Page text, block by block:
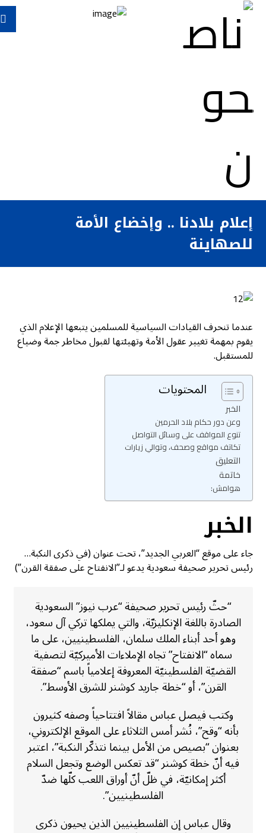
إعلام بلادنا .. وإخضاع الأمة
للصهاينة
عندما تنحرف القيادات السياسية للمسلمين يتبعها الإعلام الذي
يقوم بمهمة تغيير عقول الأمة وتهيئتها لقبول مخاطر جمة وضياع
للمستقبل.
المحتويات
الخبر
وعن دور حكام بلاد الحرمين
تنوع المواقف على وسائل التواصل
تكاتف مواقع وصحف، وتوالي زيارات
التعليق
خاتمة
هوامش:
الخبر
جاء على موقع “العربي الجديد”، تحت عنوان (في ذكرى النكبة…
رئيس تحرير صحيفة سعودية يدعو لـ”الانفتاح على صفقة القرن”)
“حثّ رئيس تحرير صحيفة “عرب نيوز” السعودية
الصادرة باللغة الإنكليزيّة، والتي يملكها تركي آل سعود،
وهو أحد أبناء الملك سلمان، الفلسطينيين، على ما
سماه “الانفتاح” تجاه الإملاءات الأميركيّة لتصفية
القضيّة الفلسطينيّة المعروفة إعلامياً باسم “صفقة
القرن”، أو “خطة جاريد كوشنر للشرق الأوسط”.
وكتب فيصل عباس مقالاً افتتاحياً وصفه كثيرون
بأنه “وقح”، نُشر أمس الثلاثاء على الموقع الإلكتروني،
بعنوان “بصيص من الأمل بينما نتذكّر النكبة”، اعتبر
فيه أنّ خطة كوشنر “قد تعكس الوضع وتجعل السلام
أكثر إمكانيّة، في ظلّ أنّ أوراق اللعب كلّها ضدّ
الفلسطينيين”.
وقال عباس إن الفلسطينيين الذين يحيون ذكرى